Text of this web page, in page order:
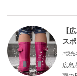
広
非参
【
ス
観光
広島